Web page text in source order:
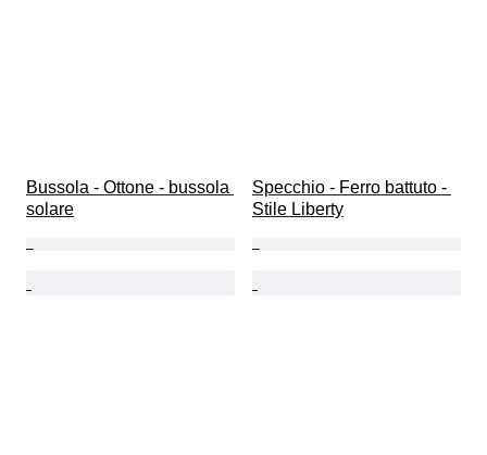
Bussola - Ottone - bussola
solare
Specchio - Ferro battuto -
Stile Liberty